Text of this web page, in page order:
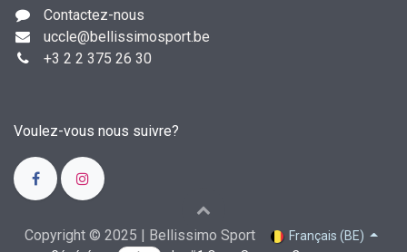
Contactez-nous
uccle@bellissimosport.be
+3 2 2 375 26 30
Voulez-vous nous suivre?
Copyright © 2025 | Bellissimo Sport
Français (BE)